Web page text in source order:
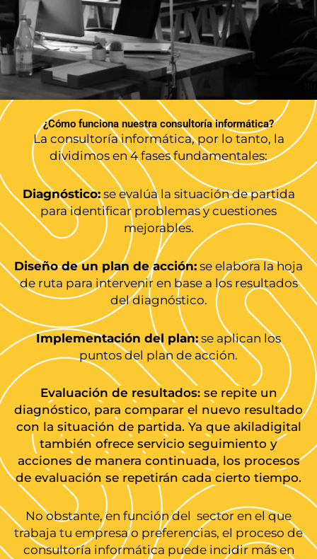
¿Cómo funciona nuestra consultoría informática?
La consultoría informática, por lo tanto, la
dividimos en 4 fases fundamentales:
Diagnóstico:se evalúa la situación de partida
para identificar problemas y cuestiones
mejorables.
Diseño de un plan de acción: se elabora la hoja
de ruta para intervenir en base a los resultados
del diagnóstico.
Implementación del plan: se aplican los
puntos del plan de acción.
Evaluación de resultados:se repite un
diagnóstico, para comparar el nuevo resultado
con la situación de partida. Ya que akiladigital
también ofrece servicio seguimiento y
acciones de manera continuada, los procesos
de evaluación se repetirán cada cierto tiempo.
No obstante, en función del sector en el que
trabaja tu empresa o preferencias, el proceso de
consultoría informática puede incidir más en